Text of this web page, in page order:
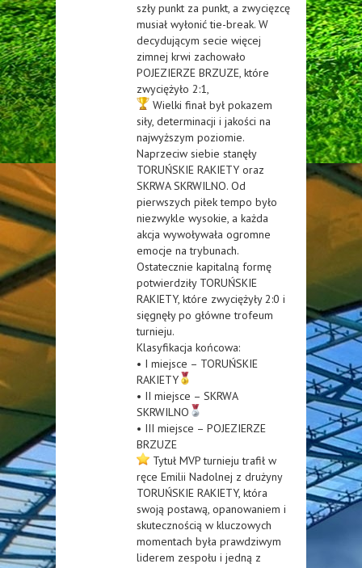
szły punkt za punkt, a zwycięzcę
musiał wyłonić tie-break. W
decydującym secie więcej
zimnej krwi zachowało
POJEZIERZE BRZUZE, które
zwyciężyło 2:1,
Wielki finał był pokazem
siły, determinacji i jakości na
najwyższym poziomie.
Naprzeciw siebie stanęły
TORUŃSKIE RAKIETY oraz
SKRWA SKRWILNO. Od
pierwszych piłek tempo było
niezwykle wysokie, a każda
akcja wywoływała ogromne
emocje na trybunach.
Ostatecznie kapitalną formę
potwierdziły TORUŃSKIE
RAKIETY, które zwyciężyły 2:0 i
sięgnęły po główne trofeum
turnieju.
Klasyfikacja końcowa:
• I miejsce – TORUŃSKIE
RAKIETY
• II miejsce – SKRWA
SKRWILNO
• III miejsce – POJEZIERZE
BRZUZE
Tytuł MVP turnieju trafił w
ręce Emilii Nadolnej z drużyny
TORUŃSKIE RAKIETY, która
swoją postawą, opanowaniem i
skutecznością w kluczowych
momentach była prawdziwym
liderem zespołu i jedną z